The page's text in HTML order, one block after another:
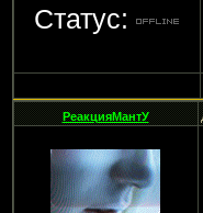
Статус:
РеакцияМантУ